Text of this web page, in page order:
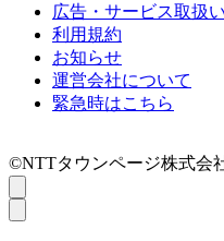
広告・サービス取扱
利用規約
お知らせ
運営会社について
緊急時はこちら
©NTTタウンページ株式会社